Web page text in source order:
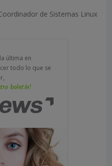
de Sistemas Linux
última en
todo lo que se
boletín!